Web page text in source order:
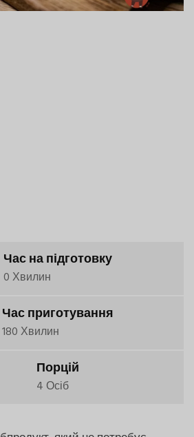
Час на підготовку
0 Хвилин
Час приготування
180 Хвилин
Порцій
4 Осіб